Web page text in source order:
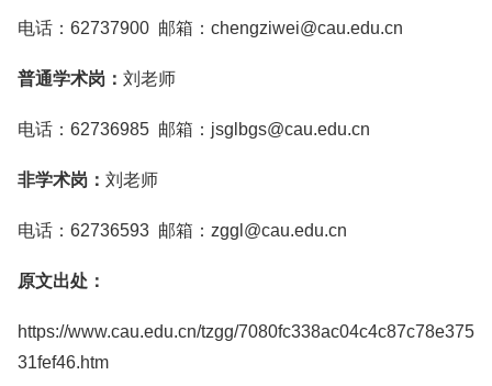
电话：62737900 邮箱：chengziwei@cau.edu.cn
普通学术岗： 刘老师
电话：62736985 邮箱：jsglbgs@cau.edu.cn
非学术岗： 刘老师
电话：62736593 邮箱：zggl@cau.edu.cn
原文出处：
https://www.cau.edu.cn/tzgg/7080fc338ac04c4c87c78e375
31fef46.htm